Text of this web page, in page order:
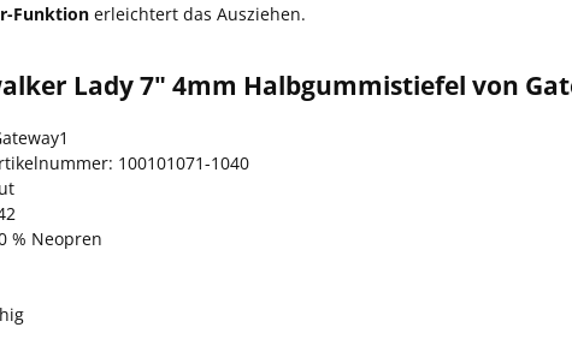
Funktion erleichtert das Ausziehen.
Lady 7" 4mm Halbgummistiefel von
100101071-1040
% Neopren